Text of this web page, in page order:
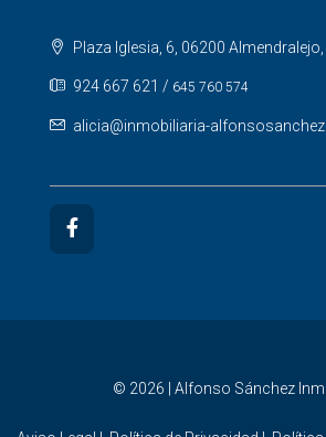
Plaza Iglesia, 6, 06200
924 667 621 / 645 760 574
alicia@inmobiliaria-
© 2026 | Alfonso Sánchez